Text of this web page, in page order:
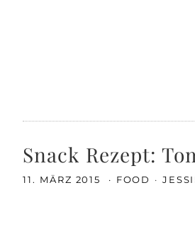
Snack Rezept:
11. MÄRZ 2015 FOOD